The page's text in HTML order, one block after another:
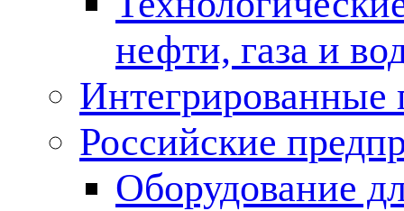
нефти, газа и
Российские
Оборудование